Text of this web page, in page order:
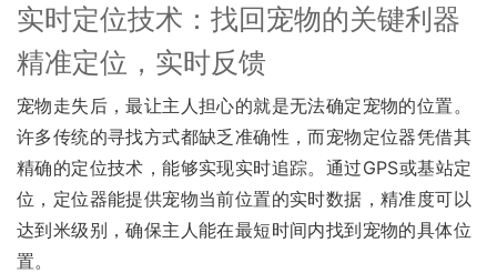
实时定位技术：找回宠物的关键利器
精准定位，实时反馈
宠物走失后，最让主人担心的就是无法确定宠物的位置。
许多传统的寻找方式都缺乏准确性，而宠物定位器凭借其
精确的定位技术，能够实现实时追踪。通过GPS或基站定
位，定位器能提供宠物当前位置的实时数据，精准度可以
达到米级别，确保主人能在最短时间内找到宠物的具体位
置。